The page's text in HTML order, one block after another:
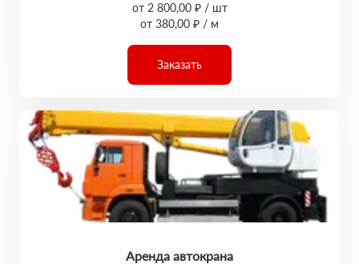
от 2 800,00 ₽ / шт
от 380,00 ₽ / м
Заказать
Аренда автокрана